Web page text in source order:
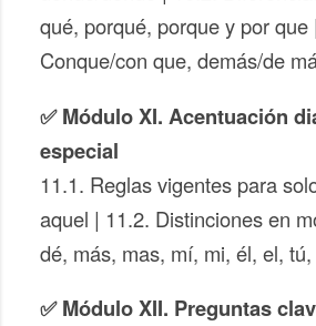
qué, porqué, porque y por que
Conque/con que, demás/de
✅ Módulo XI. Acentuación
especial
11.1. Reglas vigentes para
aquel | 11.2. Distinciones en
dé, más, mas, mí, mi, él, el, tú,
✅ Módulo XII. Preguntas